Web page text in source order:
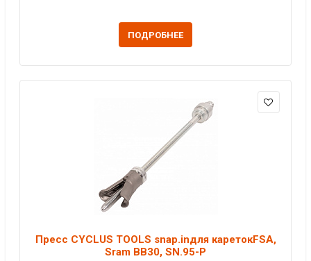
ПОДРОБНЕЕ
Пресс CYCLUS TOOLS snap.inдля каретокFSA,
Sram BB30, SN.95-P